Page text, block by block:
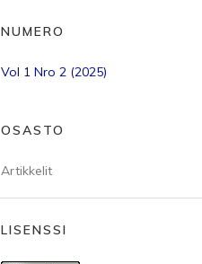
NUMERO
Vol 1 Nro 2 (2025)
OSASTO
Artikkelit
LISENSSI